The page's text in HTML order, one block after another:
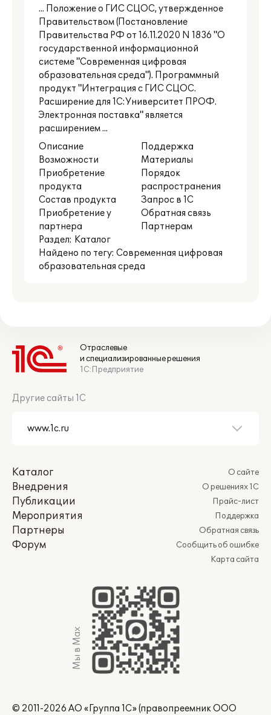
... Положение о ГИС СЦОС, утвержденное
Правительством (Постановление
Правительства РФ от 16.11.2020 N 1836 "О
государственной информационной
системе "Современная цифровая
образовательная среда"). Программный
продукт "Интеграция с ГИС СЦОС.
Расширение для 1С:Университет ПРОФ.
Электронная поставка" является
расширением ...
Описание
Возможности
Приобретение
продукта
Состав продукта
Приобретение у
партнера
Поддержка
Материалы
Порядок
распространения
Запрос в 1С
Обратная связь
Партнерам
Раздел: Каталог
Найдено по тегу: Современная цифровая
образовательная среда
Отраслевые
и специализированные решения
1С:Предприятие
Другие сайты 1С
Каталог
Внедрения
Публикации
Мероприятия
Партнеры
Форум
О сайте
О решениях 1С
Прайс-лист
Поддержка
Обратная связь
Сообщить об ошибке
Карта сайта
Мы в Max
© 2011-2026 АО «Группа 1С» (правопреемник ООО